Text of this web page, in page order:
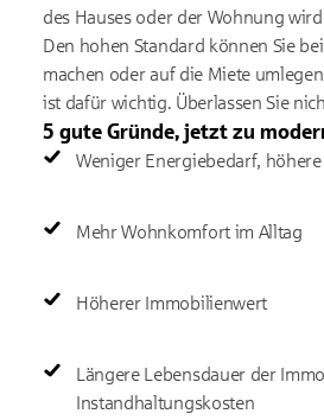
des Hauses oder der Wohnung
Den hohen Standard können Sie
machen oder auf die Miete
ist dafür wichtig. Überlassen Sie
5 gute Gründe, jetzt zu
Weniger Energiebedarf,
Mehr Wohnkomfort im Alltag
Höherer Immobilienwert
Längere Lebensdauer der
Instandhaltungskosten